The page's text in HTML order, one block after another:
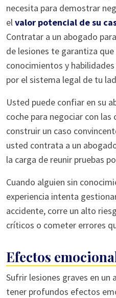
necesita para demostrar
el valor potencial de su
Contratar a un abogado
de lesiones te garantiza
conocimientos y
por el sistema legal de tu
Usted puede confiar en su
coche para negociar con
construir un caso
usted contrata a un
la carga de reunir pruebas
Cuando alguien sin
experiencia intenta
accidente, corre un alto
críticos o cometer errores
Efectos
Sufrir lesiones graves en
tener profundos efectos